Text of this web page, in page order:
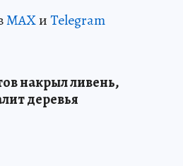
MAXиTelegram
накрыл ливень,
деревья